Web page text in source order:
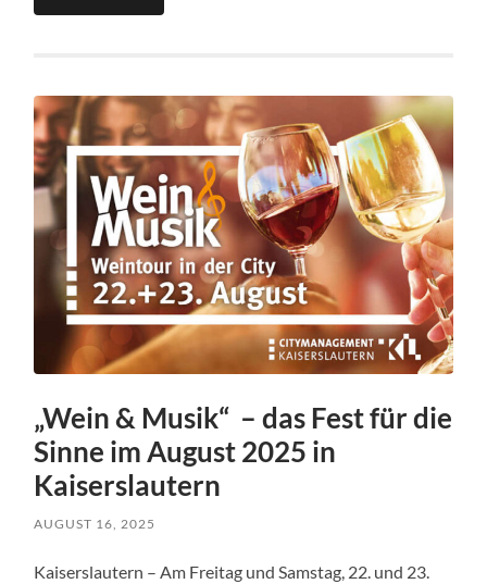
„Wein & Musik“ – das Fest für die
Sinne im August 2025 in
Kaiserslautern
AUGUST 16, 2025
Kaiserslautern – Am Freitag und Samstag, 22. und 23.